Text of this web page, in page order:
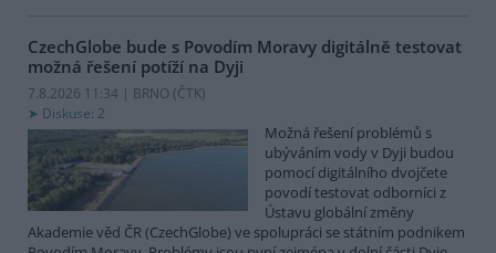
CzechGlobe bude s Povodím Moravy digitálně testovat
možná řešení potíží na Dyji
7.8.2026 11:34 | BRNO (ČTK)
Diskuse: 2
Možná řešení problémů s
ubýváním vody v Dyji budou
pomocí digitálního dvojčete
povodí testovat odborníci z
Ústavu globální změny
Akademie věd ČR (CzechGlobe) ve spolupráci se státním podnikem